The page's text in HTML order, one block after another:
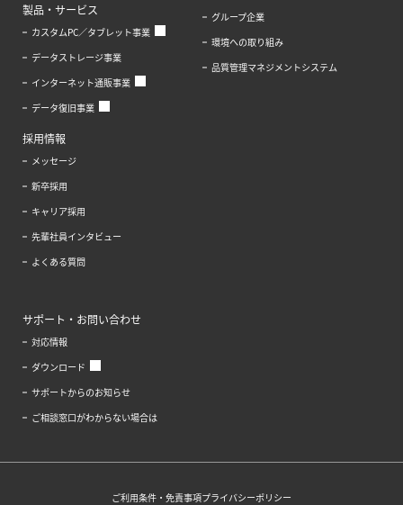
製品・サービス
カスタムPC／タブレット事業
データストレージ事業
インターネット通販事業
データ復旧事業
グループ企業
環境への取り組み
品質管理マネジメントシステム
採用情報
メッセージ
新卒採用
キャリア採用
先輩社員インタビュー
よくある質問
サポート・お問い合わせ
対応情報
ダウンロード
サポートからのお知らせ
ご相談窓口がわからない場合は
ご利用条件・免責事項プライバシーポリシー